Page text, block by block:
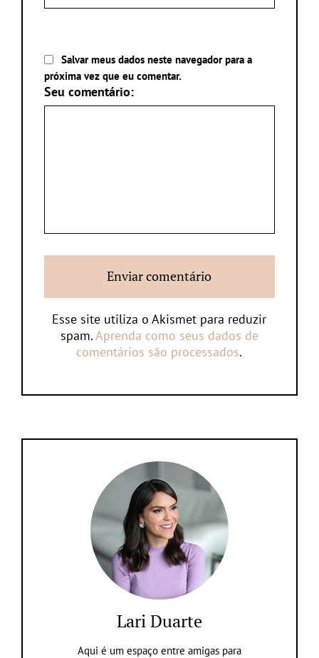
Salvar meus dados neste navegador para a
próxima vez que eu comentar.
Seu comentário:
Esse site utiliza o Akismet para reduzir
spam.Aprenda como seus dados de
comentários são processados.
Lari Duarte
Aqui é um espaço entre amigas para